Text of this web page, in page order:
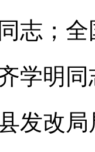
志；
学明
发改